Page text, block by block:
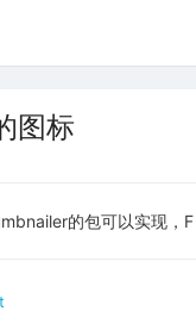
图标
的包可以实现，